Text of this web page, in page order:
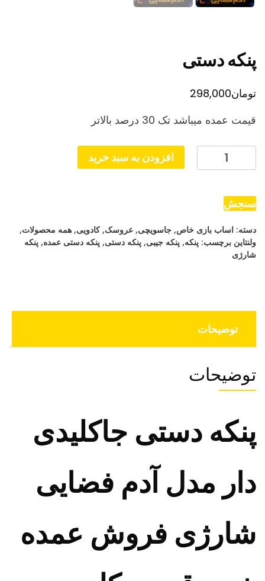
پنکه دستی
تومان298,000
قیمت عمده میباشد تک 30 درصد بالاتر
دستی
افزودن به سبد خرید
سنجش
دسته: اساب بازی خاص, جاسویچی, عروسک,کادویی, همه محصولات,
ولنتاین برچسب: پنکه, پنکه جیبی, پنکه دستی, پنکه دستی عمده, پنکه
شارژی
توضیحات
توضیحات
پنکه دستی جاکلیدی
دار مدل آدم فضایی
شارژی فروش عمده